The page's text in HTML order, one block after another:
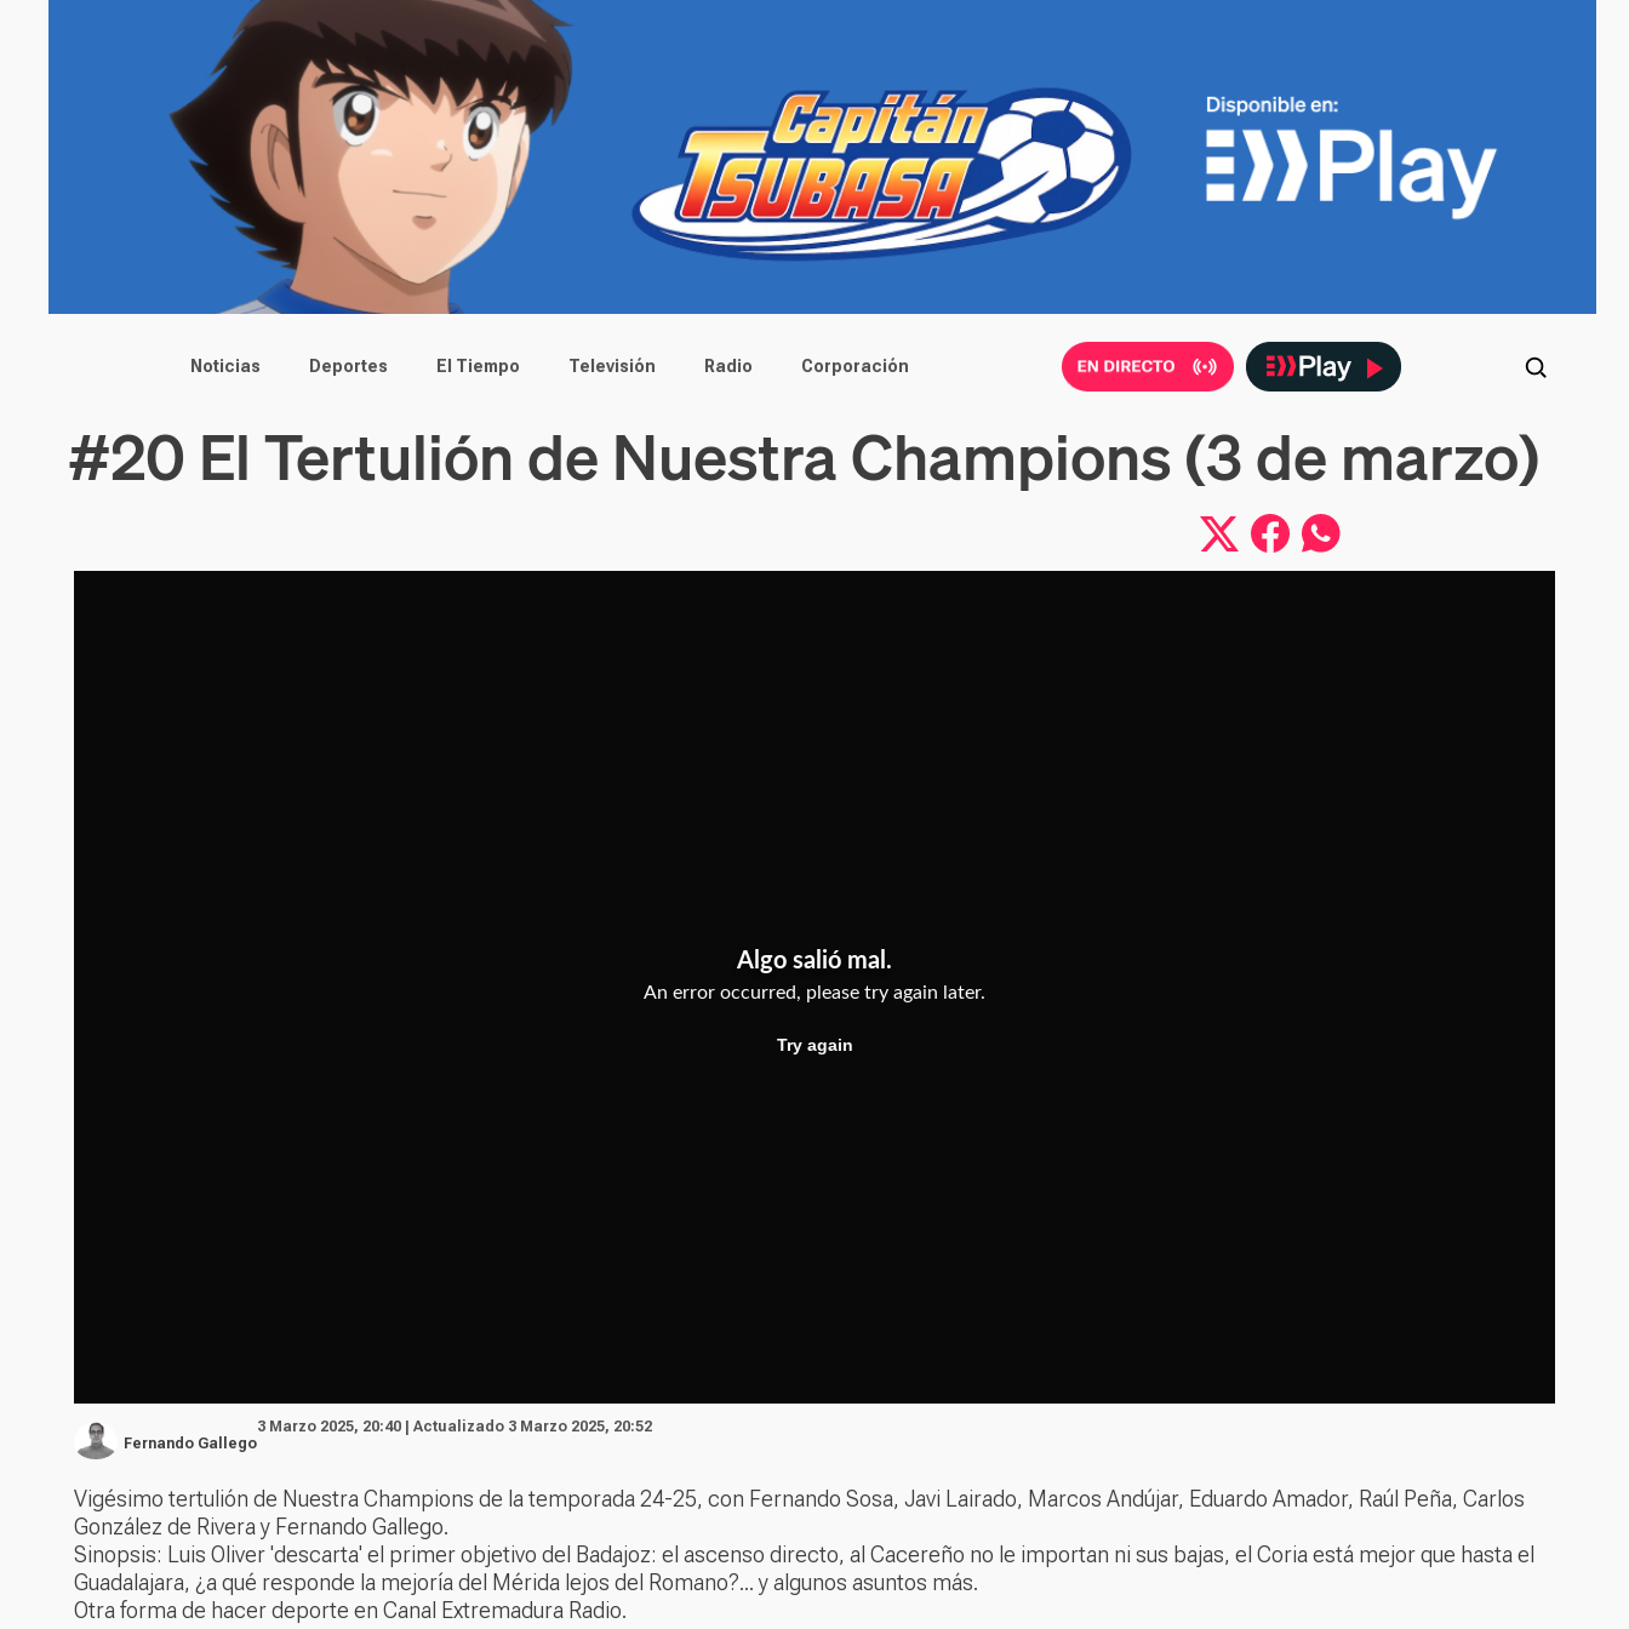
Main menu
Noticias Deportes El Tiempo Televisión Radio Corporación
#20 El Tertulión de Nuestra Champions (3 de marzo)
Fernando Gallego
3 Marzo 2025, 20:40 | Actualizado 3 Marzo 2025, 20:52
Vigésimo tertulión de Nuestra Champions de la temporada 24-25, con Fernando Sosa, Javi Lairado, Marcos Andújar, Eduardo Amador, Raúl Peña, Carlos
González de Rivera y Fernando Gallego.
Sinopsis: Luis Oliver 'descarta' el primer objetivo del Badajoz: el ascenso directo, al Cacereño no le importan ni sus bajas, el Coria está mejor que hasta el
Guadalajara, ¿a qué responde la mejoría del Mérida lejos del Romano?... y algunos asuntos más.
Otra forma de hacer deporte en Canal Extremadura Radio.